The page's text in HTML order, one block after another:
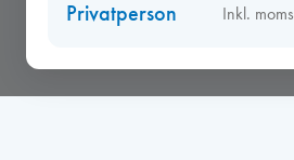
Privatperson Inkl. moms